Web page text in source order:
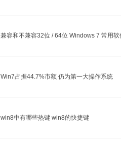
兼容和不兼容32位 / 64位 Windows 7 常用软
Win7占据44.7%市额 仍为第一大操作系统
win8中有哪些热键 win8的快捷键